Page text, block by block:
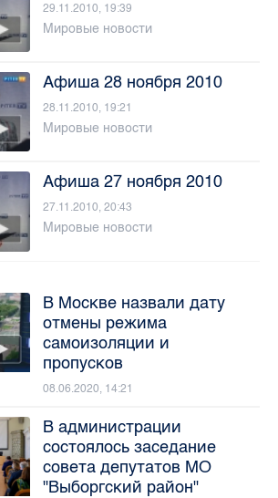
29.11.2010, 19:39
Мировые новости
Афиша 28 ноября 2010
28.11.2010, 19:21
Мировые новости
Афиша 27 ноября 2010
27.11.2010, 20:43
Мировые новости
В Москве назвали дату
отмены режима
самоизоляции и
пропусков
08.06.2020, 14:21
В администрации
состоялось заседание
совета депутатов МО
"Выборгский район"